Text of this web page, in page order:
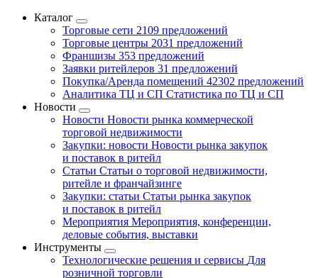
Каталог
Торговые сети 2109 предложений
Торговые центры 2031 предложений
Франшизы 353 предложений
Заявки ритейлеров 31 предложений
Покупка/Аренда помещений 42302 предложений
Аналитика ТЦ и СП Статистика по ТЦ и СП
Новости
Новости Новости рынка коммерческой
торговой недвижимости
Закупки: новости Новости рынка закупок
и поставок в ритейл
Статьи Статьи о торговой недвижимости,
ритейле и франчайзинге
Закупки: статьи Статьи рынка закупок
и поставок в ритейл
Мероприятия Мероприятия, конференции,
деловые события, выставки
Инструменты
Технологические решения и сервисы Для
розничной торговли